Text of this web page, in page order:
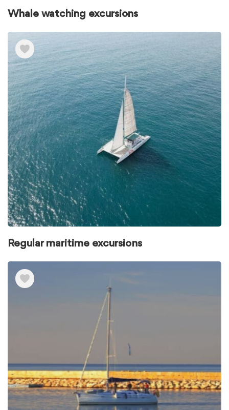
Whale watching excursions
Regular maritime excursions